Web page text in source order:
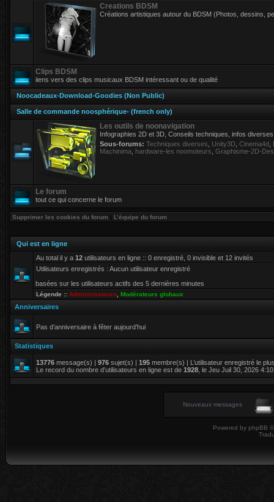
Creations BDSM
Créations artistiques autour du BDSM (Photos, dessins,
Clips BDSM
iiens vers des clips musicaux BDSM intéressant ou de qualité
Noocadeaux-Download-Goodies (Non Public)
Salle de commande noosphérique- (french only)
Les outils de noonavigation
Infographies 2D et 3D, Conseils techniques, infos
Sous-forums: Techniques diverses Unity3D Cinema4d
Machinima
hardware-les noomoteurs Graphisme-2D-
Le forum
tout ce qui concerne le forum
Supprimer les cookies du forum | L’équipe du forum
Qui est en ligne
Au total il y a 12 utilisateurs en ligne :: 0 enregistré, 0 invisible et 12 invités
Utilisateurs enregistrés : Aucun utilisateur enregistré
basées sur les utilisateurs actifs des 5 dernières minutes
Légende :: Administrateurs Modérateurs globaux
Anniversaires
Pas d’anniversaire à fêter aujourd’hui
Statistiques
13776 message(s) | 976 sujet(s) | 195 membre(s) | L’utilisateur enregistré le
Le record du nombre d’utilisateurs en ligne est de 1928 , le Jeu Juil 30, 2026
Nouveaux messages
Powered by phpBB